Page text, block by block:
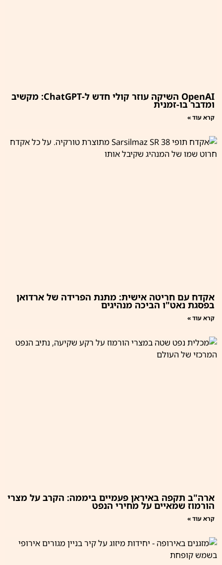
OpenAI השיקה עוזר קולי חדש ל-ChatGPT: מקשיב
ומדבר בו-זמנית
קרא עוד »
אקדח עם חריטה אישית: מתנת הפרידה של ארדואן
בפסגת נאט"ו הביכה מנהיגים
קרא עוד »
ארה"ב תקפה באיראן פעמיים ביממה: הקרב על מצרי
הורמוז שמאיים על מחירי הנפט
קרא עוד »